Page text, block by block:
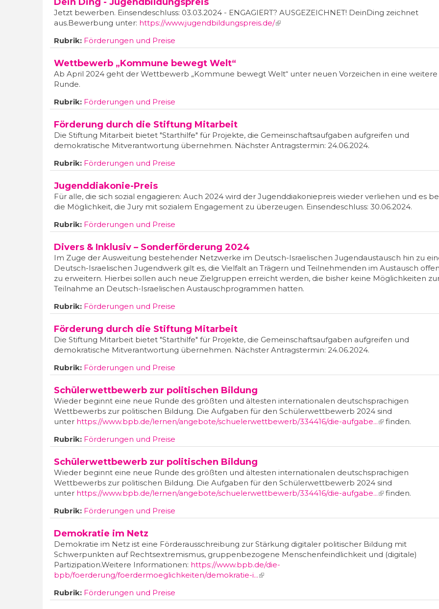
Jetzt bewerben. Einsendeschluss: 03.03.2024 - ENGAGIERT? AUSGEZEICHNET! DeinDing zeichnet
aus.Bewerbung unter: https://www.jugendbildungspreis.de/(link is external)
Rubrik: Förderungen und Preise
Wettbewerb „Kommune bewegt Welt“
Ab April 2024 geht der Wettbewerb „Kommune bewegt Welt“ unter neuen Vorzeichen in eine weitere
Runde.
Rubrik: Förderungen und Preise
Förderung durch die Stiftung Mitarbeit
Die Stiftung Mitarbeit bietet "Starthilfe" für Projekte, die Gemeinschaftsaufgaben aufgreifen und
demokratische Mitverantwortung übernehmen. Nächster Antragstermin: 24.06.2024.
Rubrik: Förderungen und Preise
Jugenddiakonie-Preis
Für alle, die sich sozial engagieren: Auch 2024 wird der Jugenddiakoniepreis wieder verliehen und es
die Möglichkeit, die Jury mit sozialem Engagement zu überzeugen. Einsendeschluss: 30.06.2024.
Rubrik: Förderungen und Preise
Divers & Inklusiv – Sonderförderung 2024
Im Zuge der Ausweitung bestehender Netzwerke im Deutsch-Israelischen Jugendaustausch hin zu
Deutsch-Israelischen Jugendwerk gilt es, die Vielfalt an Trägern und Teilnehmenden im Austausch
zu erweitern. Hierbei sollen auch neue Zielgruppen erreicht werden, die bisher keine Möglichkeiten
Teilnahme an Deutsch-Israelischen Austauschprogrammen hatten.
Rubrik: Förderungen und Preise
Förderung durch die Stiftung Mitarbeit
Die Stiftung Mitarbeit bietet "Starthilfe" für Projekte, die Gemeinschaftsaufgaben aufgreifen und
demokratische Mitverantwortung übernehmen. Nächster Antragstermin: 24.06.2024.
Rubrik: Förderungen und Preise
Schülerwettbewerb zur politischen Bildung
Wieder beginnt eine neue Runde des größten und ältesten internationalen deutschsprachigen
Wettbewerbs zur politischen Bildung. Die Aufgaben für den Schülerwettbewerb 2024 sind
unter https://www.bpb.de/lernen/angebote/schuelerwettbewerb/334416/die-aufgabe...(link is external)
finden.
Rubrik: Förderungen und Preise
Schülerwettbewerb zur politischen Bildung
Wieder beginnt eine neue Runde des größten und ältesten internationalen deutschsprachigen
Wettbewerbs zur politischen Bildung. Die Aufgaben für den Schülerwettbewerb 2024 sind
unter https://www.bpb.de/lernen/angebote/schuelerwettbewerb/334416/die-aufgabe...(link is external)
finden.
Rubrik: Förderungen und Preise
Demokratie im Netz
Demokratie im Netz ist eine Förderausschreibung zur Stärkung digitaler politischer Bildung mit
Schwerpunkten auf Rechtsextremismus, gruppenbezogene Menschenfeindlichkeit und (digitale)
Partizipation.Weitere Informationen: https://www.bpb.de/die-
bpb/foerderung/foerdermoeglichkeiten/demokratie-i...(link is external)
Rubrik: Förderungen und Preise